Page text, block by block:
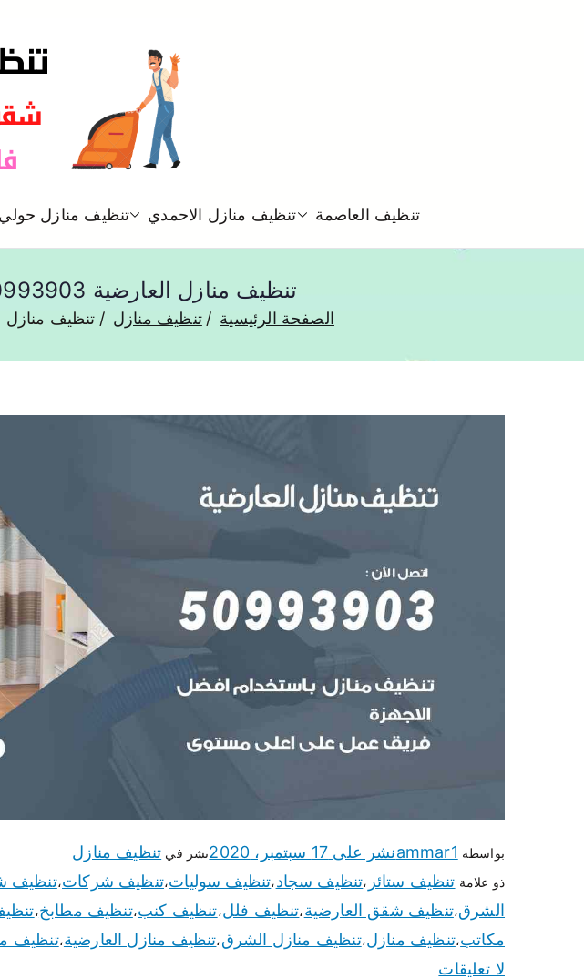
تنظيف العاصمة تنظيف منازل الاحمدي تنظيف منازل حولي
تنظيف منازل العارضية 50993903 تنظيف شقق وفلل وعفش العارضية
الصفحة الرئيسية تنظيف منازل تنظيف منازل العارضية 50993903
بواسطة ammar1نشر على 17 سبتمبر، 2020 نشر في تنظيف منازل
ذو علامة تنظيف ستائر ،تنظيف سجاد،تنظيف سوليات،تنظيف شركات،تنظيف
الشرق،تنظيف شقق العارضية،تنظيف فلل،تنظيف كنب،تنظيف مطابخ،
مكاتب،تنظيف منازل،تنظيف منازل الشرق،تنظيف منازل العارضية،تنظيف
لا تعليقات